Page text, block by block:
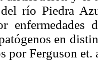
río Piedra
enfermedades
en
por Ferguson et.